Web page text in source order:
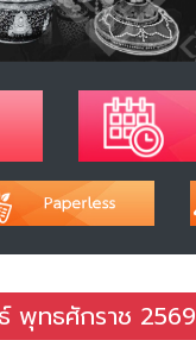
พุทธศักราช 2569